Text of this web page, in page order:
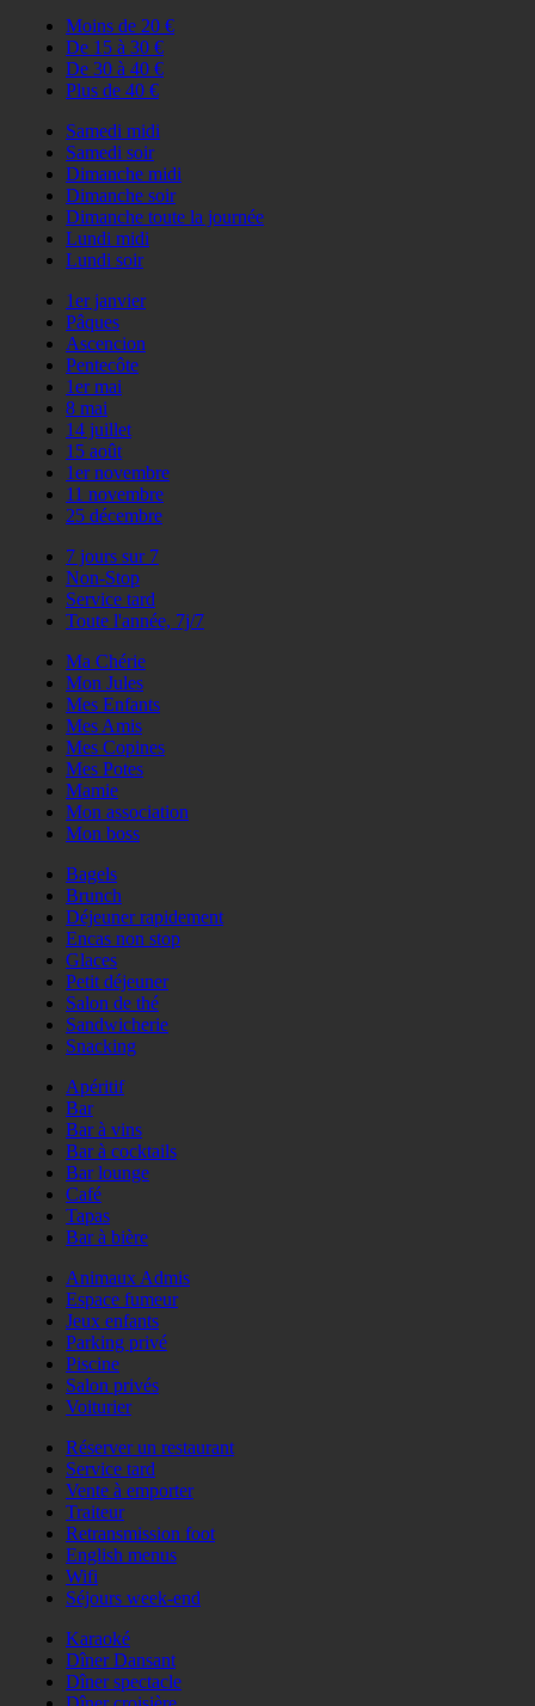
Moins de 20 €
De 15 à 30 €
De 30 à 40 €
Plus de 40 €
Samedi midi
Samedi soir
Dimanche midi
Dimanche soir
Dimanche toute la journée
Lundi midi
Lundi soir
1er janvier
Pâques
Ascencion
Pentecôte
1er mai
8 mai
14 juillet
15 août
1er novembre
11 novembre
25 décembre
7 jours sur 7
Non-Stop
Service tard
Toute l'année, 7j/7
Ma Chérie
Mon Jules
Mes Enfants
Mes Amis
Mes Copines
Mes Potes
Mamie
Mon association
Mon boss
Bagels
Brunch
Déjeuner rapidement
Encas non stop
Glaces
Petit déjeuner
Salon de thé
Sandwicherie
Snacking
Apéritif
Bar
Bar à vins
Bar à cocktails
Bar lounge
Café
Tapas
Bar à bière
Animaux Admis
Espace fumeur
Jeux enfants
Parking privé
Piscine
Salon privés
Voiturier
Réserver un restaurant
Service tard
Vente à emporter
Traiteur
Retransmission foot
English menus
Wifi
Séjours week-end
Karaoké
Dîner Dansant
Dîner spectacle